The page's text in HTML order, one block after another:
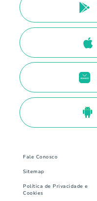
Fale Conosco
Sitemap
Política de Privacidade e
Cookies